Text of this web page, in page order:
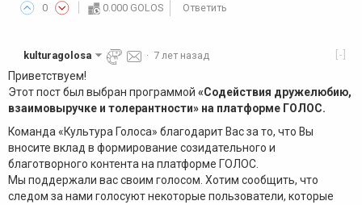
0 0.000 GOLOS Ответить
[-]
kulturagolosa · 7 лет назад
Приветствуем!
Этот пост был выбран программой «Содействия дружелюбию,
взаимовыручке и толерантности» на платформе ГОЛОС.
Команда «Культура Голоса» благодарит Вас за то, что Вы
вносите вклад в формирование созидательного и
благотворного контента на платформе ГОЛОС.
Мы поддержали вас своим голосом. Хотим сообщить, что
следом за нами голосуют некоторые пользователи, которые